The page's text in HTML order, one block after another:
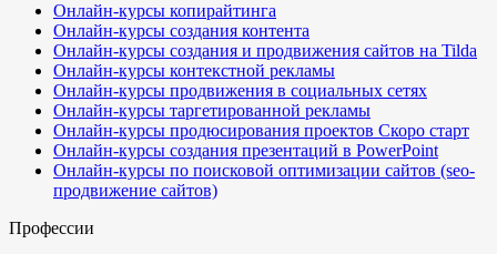
Онлайн-курсы копирайтинга
Онлайн-курсы создания контента
Онлайн-курсы создания и продвижения сайтов на Tilda
Онлайн-курсы контекстной рекламы
Онлайн-курсы продвижения в социальных сетях
Онлайн-курсы таргетированной рекламы
Онлайн-курсы продюсирования проектов Скоро старт
Онлайн-курсы создания презентаций в PowerPoint
Онлайн-курсы по поисковой оптимизации сайтов (seo-
продвижение сайтов)
Профессии